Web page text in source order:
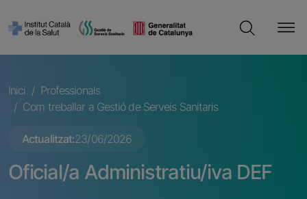
Cerca
Fil d'ariadna
Inici
Professionals
Com treballar a Gestió de Serveis Sanitaris
Actualitzat 23/06/2026
Oficial/a Administratiu/iva DEF